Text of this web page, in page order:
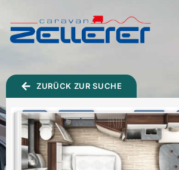
TOGGLE
MENU
ZURÜCK ZUR SUCHE